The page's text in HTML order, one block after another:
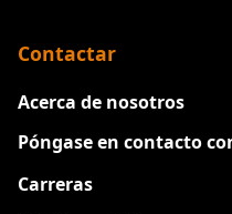
Contactar
Acerca de nosotros
Póngase en contacto
Carreras